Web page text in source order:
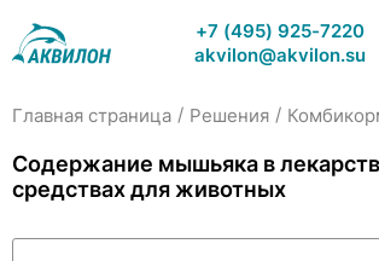
+7 (495) 925-7220
akvilon@akvilon.su
Главная страница / Решения /
Содержание мышьяка в
средствах для животных